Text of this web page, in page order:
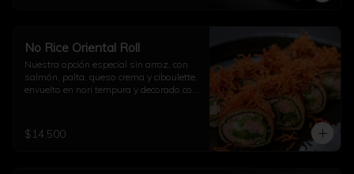
No Rice Oriental Roll
Nuestra opción especial sin arroz, con
salmón, palta, queso crema y ciboulette,
envuelto en nori tempura y decorado con
$14.500